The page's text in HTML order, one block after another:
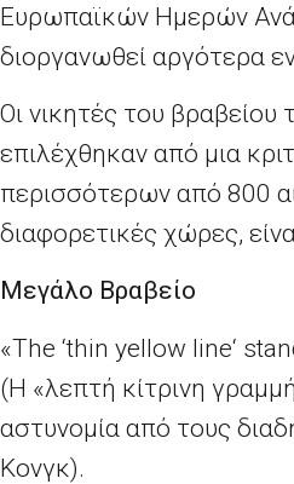
Ευρωπαϊκών Ημερών
διοργανωθεί αργότερα
Οι νικητές του βραβείου
επιλέχθηκαν από μια
περισσότερων από 800
διαφορετικές χώρες,
Μεγάλο Βραβείο
«The ‘thin yellow line‘
(Η «λεπτή κίτρινη
αστυνομία από τους
Κονγκ).